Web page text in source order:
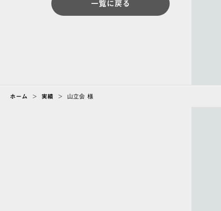
一覧に戻る
ホーム > 実績 > 山立会 様